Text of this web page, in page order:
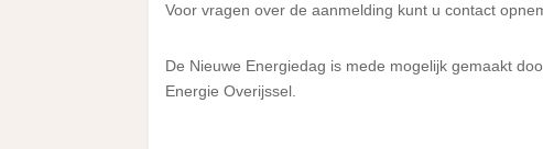
Voor vragen over de aanmelding kunt u contact
De Nieuwe Energiedag is mede mogelijk gemaakt
Energie Overijssel.